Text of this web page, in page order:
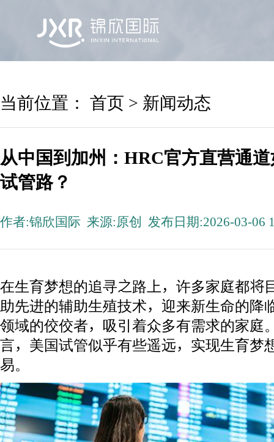
当前位置： 首页 > 新闻动态
从中国到加州：HRC官方直营通
试管路？
作者:锦欣国际 来源:原创 发布日期:2026-03-06
在生育梦想的追寻之路上，许多家庭都将
助先进的辅助生殖技术，迎来新生命的降
领域的佼佼者，吸引着众多有需求的家庭
言，美国试管似乎有些遥远，实现生育梦
易。